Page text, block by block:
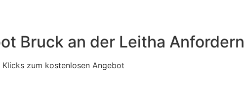
Bruck an der Leitha Anfordern
Klicks zum kostenlosen Angebot